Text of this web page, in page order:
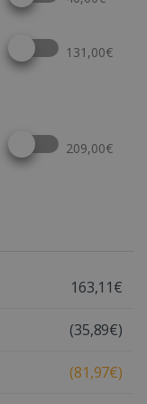
Select this option
131,00€
Select this option
209,00€
163,11€
(35,89€)
(81,97€)